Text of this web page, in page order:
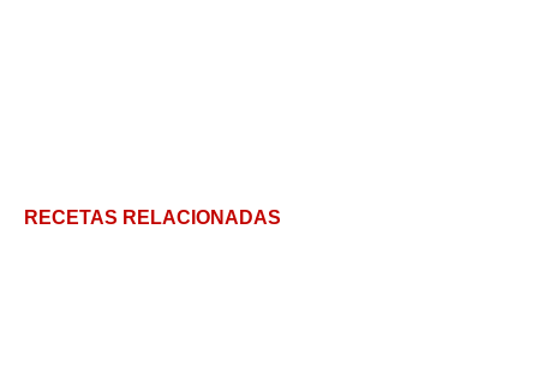
RECETAS RELACIONADAS